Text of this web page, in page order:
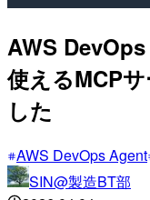
AWS
使えるMCP
した
AWS DevOps Agent
SIN@製造BT部